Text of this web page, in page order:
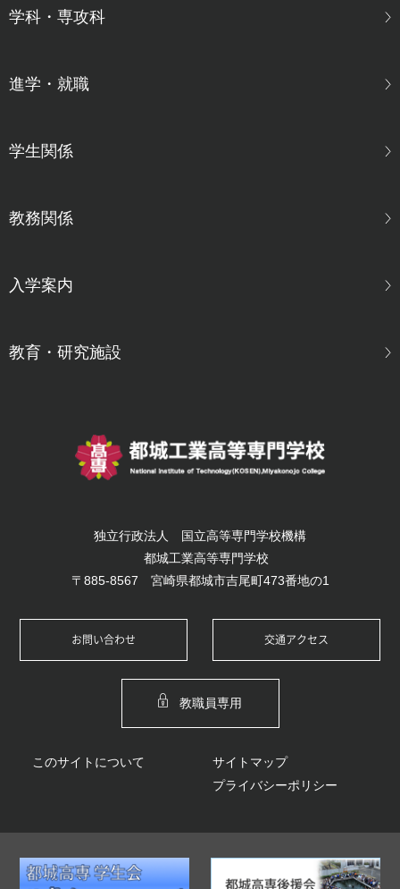
学科・専攻科
進学・就職
学生関係
教務関係
入学案内
教育・研究施設
独立行政法人 国立高等専門学校機構
都城工業高等専門学校
〒885-8567 宮崎県都城市吉尾町473番地の1
お問い合わせ 交通アクセス
教職員専用
サイトマップ
このサイトについて
プライバシーポリシー